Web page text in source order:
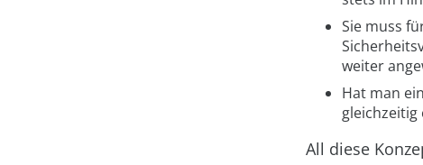
Sie muss
weiter
Hat man
All diese